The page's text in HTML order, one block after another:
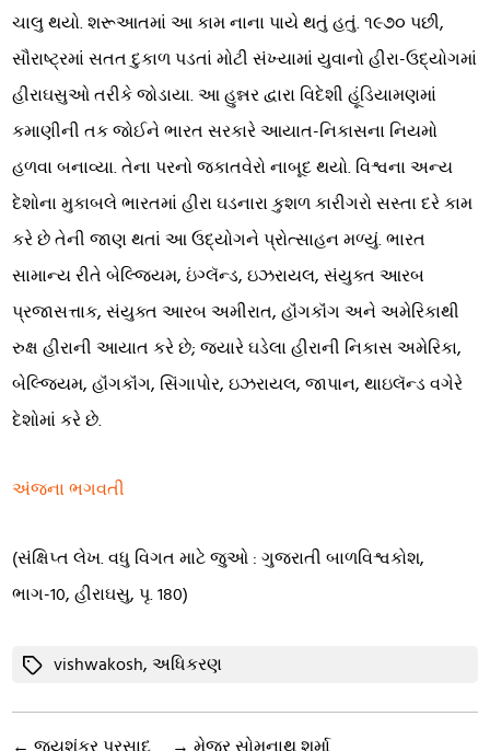
ચાલુ થયો. શરૂઆતમાં આ કામ નાના પાયે થતું હતું. ૧૯૭૦ પછી,
સૌરાષ્ટ્રમાં સતત દુકાળ પડતાં મોટી સંખ્યામાં યુવાનો હીરા-ઉદ્યોગમાં
હીરાઘસુઓ તરીકે જોડાયા. આ હુન્નર દ્વારા વિદેશી હૂંડિયામણમાં
કમાણીની તક જોઈને ભારત સરકારે આયાત-નિકાસના નિયમો
હળવા બનાવ્યા. તેના પરનો જકાતવેરો નાબૂદ થયો. વિશ્વના અન્ય
દેશોના મુકાબલે ભારતમાં હીરા ઘડનારા કુશળ કારીગરો સસ્તા દરે કામ
કરે છે તેની જાણ થતાં આ ઉદ્યોગને પ્રોત્સાહન મળ્યું. ભારત
સામાન્ય રીતે બેલ્જિયમ, ઇંગ્લૅન્ડ, ઇઝરાયલ, સંયુક્ત આરબ
પ્રજાસત્તાક, સંયુક્ત આરબ અમીરાત, હૉંગકૉંગ અને અમેરિકાથી
રુક્ષ હીરાની આયાત કરે છે; જ્યારે ઘડેલા હીરાની નિકાસ અમેરિકા,
બેલ્જિયમ, હૉંગકૉંગ, સિંગાપોર, ઇઝરાયલ, જાપાન, થાઇલૅન્ડ વગેરે
દેશોમાં કરે છે.
અંજના ભગવતી
(સંક્ષિપ્ત લેખ. વધુ વિગત માટે જુઓ : ગુજરાતી બાળવિશ્વકોશ,
ભાગ-10, હીરાઘસુ, પૃ. 180)
Tagsvishwakosh,અધિકરણ
← જયશંકર પ્રસાદ → મેજર સોમનાથ શર્મા